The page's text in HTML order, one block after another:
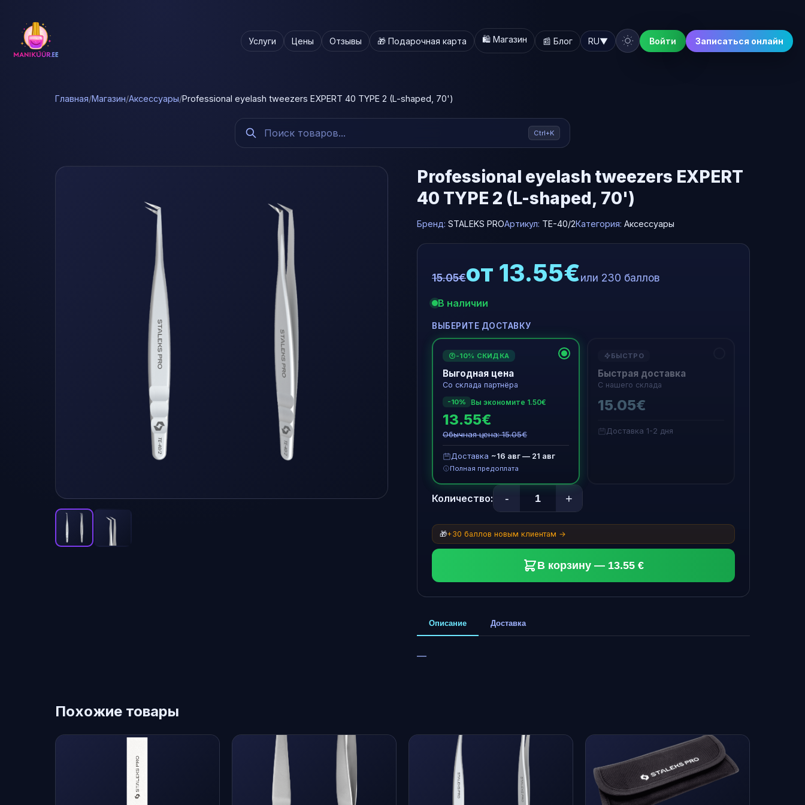
Услуги Цены Отзывы 🎁 Подарочная карта 🛍️ Магазин 📰 Блог RU▼ Войти Записаться онлайн
Главная/Магазин/Аксессуары/Professional eyelash tweezers EXPERT 40 TYPE 2 (L-shaped, 70')
Ctrl+K
Professional eyelash tweezers EXPERT
40 TYPE 2 (L-shaped, 70')
Бренд: STALEKS PROАртикул: TE-40/2Категория: Аксессуары
15.05€от 13.55€или 230 баллов
В наличии
ВЫБЕРИТЕ ДОСТАВКУ
€ -10% СКИДКА
Выгодная цена
Со склада партнёра
-10% Вы экономите 1.50€
13.55€
Обычная цена: 15.05€
Доставка ~16 авг — 21 авг
Полная предоплата
БЫСТРО
Быстрая доставка
С нашего склада
15.05€
Доставка 1-2 дня
Количество: - +
🎁+30 баллов новым клиентам →
В корзину — 13.55 €
Описание Доставка
—
Похожие товары